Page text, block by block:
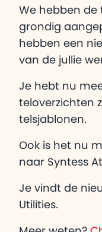
We hebben de
grondig
hebben een
van de jullie
Je hebt nu
teloverzichten
telsjablonen.
Ook is het nu
naar Syntess
Je vindt de
Utilities.